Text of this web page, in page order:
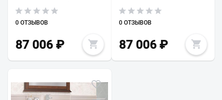
0 ОТЗЫВОВ
87 006 ₽
0 ОТЗЫВОВ
87 006₽